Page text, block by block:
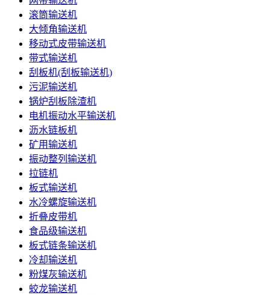
滚筒输送机
大倾角输送机
移动式皮带输送机
带式输送机
刮板机(刮板输送机)
污泥输送机
锅炉刮板除渣机
电机振动水平输送机
沥水链板机
矿用输送机
振动整列输送机
拉链机
板式输送机
水冷螺旋输送机
折叠皮带机
食品级输送机
板式链条输送机
冷却输送机
粉煤灰输送机
蛟龙输送机